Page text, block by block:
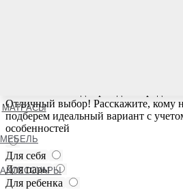
Отличный выбор! Расскажите, кому
подберем идеальный вариант с
особенностей
Для себя
Для пары
Для ребенка
МАТРАСЫ
МЕБЕЛЬ
АКСЕССУАРЫ